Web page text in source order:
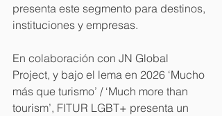
presenta este segmento para destinos,
instituciones y empresas.
En colaboración con JN Global
Project, y bajo el lema en 2026 ‘Mucho
más que turismo’ / ‘Much more than
tourism’, FITUR LGBT+ presenta un